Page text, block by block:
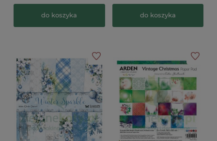
do koszyka do koszyka